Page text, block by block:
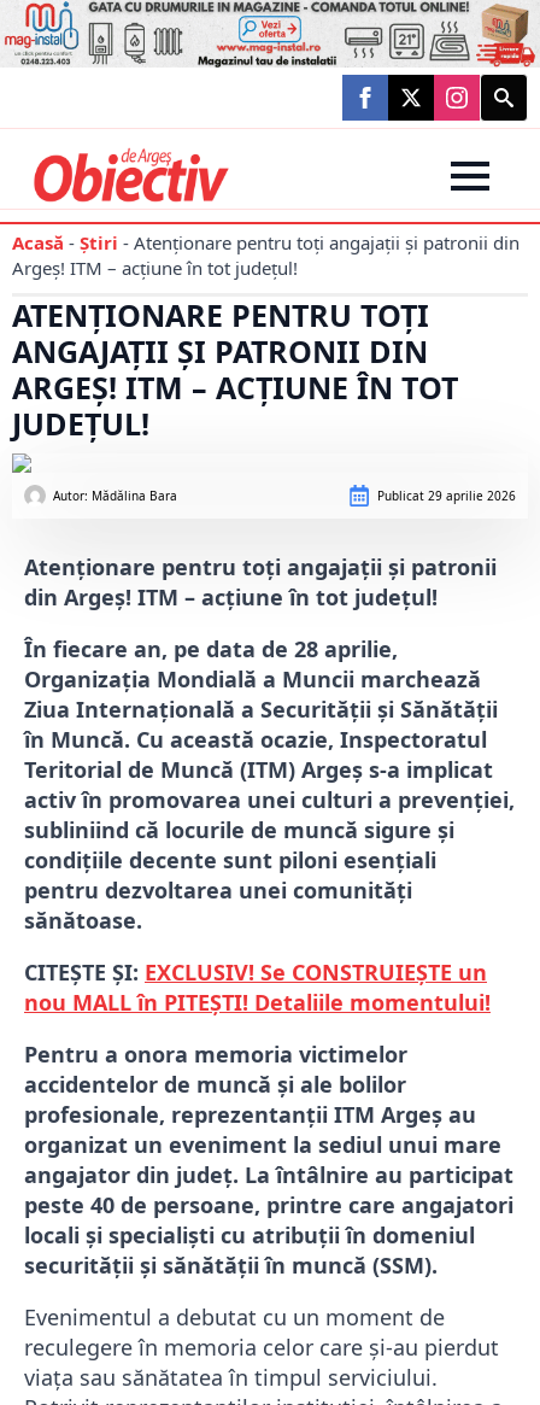
Search
for:
Acasă - Știri - Atenționare pentru toți angajații și patronii din
Argeș! ITM – acțiune în tot județul!
ATENȚIONARE PENTRU TOȚI
ANGAJAȚII ȘI PATRONII DIN
ARGEȘ! ITM – ACȚIUNE ÎN TOT
JUDEȚUL!
Autor: Mădălina Bara Publicat 29 aprilie 2026
Atenționare pentru toți angajații și patronii
din Argeș! ITM – acțiune în tot județul!
În fiecare an, pe data de 28 aprilie,
Organizația Mondială a Muncii marchează
Ziua Internațională a Securității și Sănătății
în Muncă. Cu această ocazie, Inspectoratul
Teritorial de Muncă (ITM) Argeș s-a implicat
activ în promovarea unei culturi a prevenției,
subliniind că locurile de muncă sigure și
condițiile decente sunt piloni esențiali
pentru dezvoltarea unei comunități
sănătoase.
CITEȘTE ȘI: EXCLUSIV! Se CONSTRUIEȘTE un
nou MALL în PITEȘTI! Detaliile momentului!
Pentru a onora memoria victimelor
accidentelor de muncă și ale bolilor
profesionale, reprezentanții ITM Argeș au
organizat un eveniment la sediul unui mare
angajator din județ. La întâlnire au participat
peste 40 de persoane, printre care angajatori
locali și specialiști cu atribuții în domeniul
securității și sănătății în muncă (SSM).
Evenimentul a debutat cu un moment de
reculegere în memoria celor care și-au pierdut
viața sau sănătatea în timpul serviciului.